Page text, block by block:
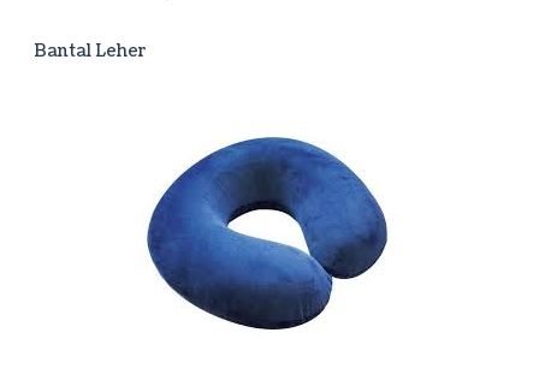
Bantal Leher